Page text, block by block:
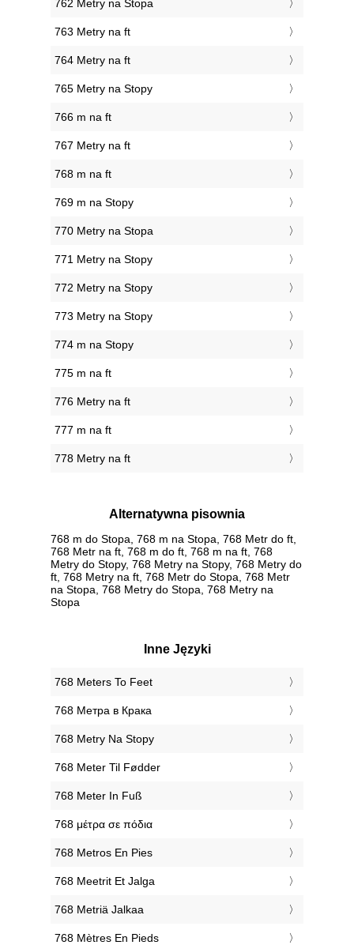
762 Metry na Stopa
763 Metry na ft
764 Metry na ft
765 Metry na Stopy
766 m na ft
767 Metry na ft
768 m na ft
769 m na Stopy
770 Metry na Stopa
771 Metry na Stopy
772 Metry na Stopy
773 Metry na Stopy
774 m na Stopy
775 m na ft
776 Metry na ft
777 m na ft
778 Metry na ft
Alternatywna pisownia
768 m do Stopa, 768 m na Stopa, 768 Metr do ft,
768 Metr na ft, 768 m do ft, 768 m na ft, 768
Metry do Stopy, 768 Metry na Stopy, 768 Metry do
ft, 768 Metry na ft, 768 Metr do Stopa, 768 Metr
na Stopa, 768 Metry do Stopa, 768 Metry na
Stopa
Inne Języki
‎768 Meters To Feet
‎768 Метра в Крака
‎768 Metry Na Stopy
‎768 Meter Til Fødder
‎768 Meter In Fuß
‎768 μέτρα σε πόδια
‎768 Metros En Pies
‎768 Meetrit Et Jalga
‎768 Metriä Jalkaa
‎768 Mètres En Pieds